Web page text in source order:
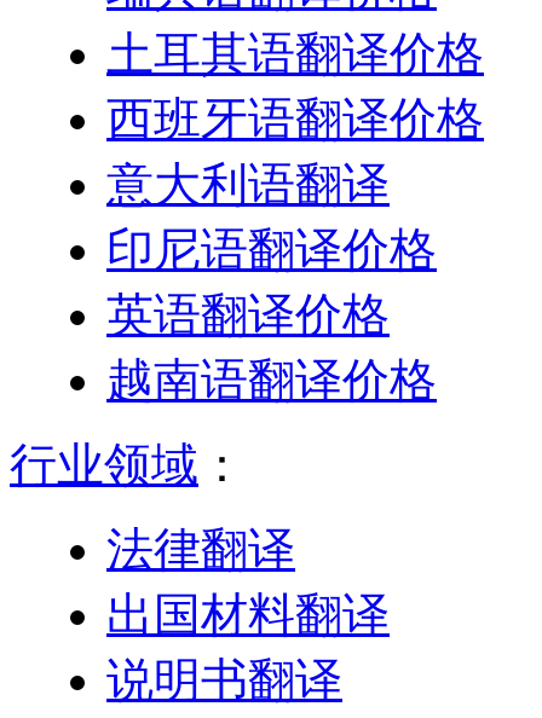
土耳其语翻译价格
西班牙语翻译价格
意大利语翻译
印尼语翻译价格
英语翻译价格
越南语翻译价格
行业领域 ：
法律翻译
出国材料翻译
说明书翻译